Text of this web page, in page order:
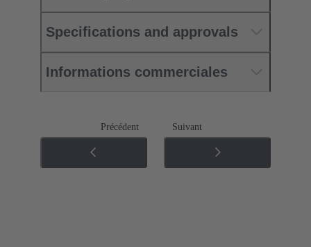
Specifications and approvals
Informations commerciales
Précédent Suivant